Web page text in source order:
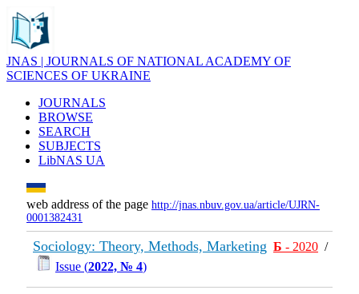
JNAS | JOURNALS OF NATIONAL ACADEMY OF
SCIENCES OF UKRAINE
JOURNALS
BROWSE
SEARCH
SUBJECTS
LibNAS UA
web address of the page http://jnas.nbuv.gov.ua/article/UJRN-
0001382431
Sociology: Theory, Methods, Marketing Б - 2020 /
Issue (2022, № 4)